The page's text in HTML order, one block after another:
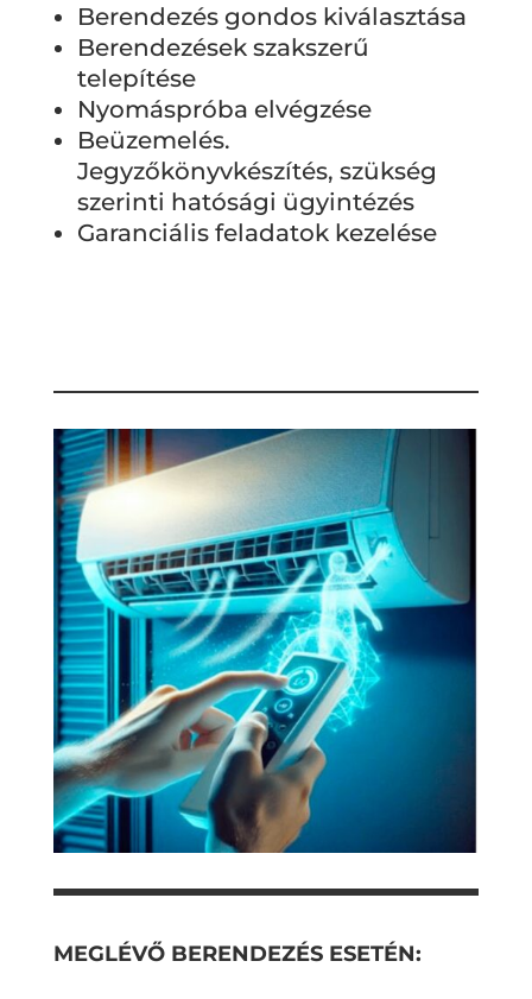
Berendezés gondos kiválasztása
Berendezések szakszerű
telepítése
Nyomáspróba elvégzése
Beüzemelés.
Jegyzőkönyvkészítés, szükség
szerinti hatósági ügyintézés
Garanciális feladatok kezelése
MEGLÉVŐ BERENDEZÉS ESETÉN: